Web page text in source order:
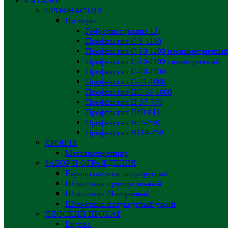
ПРОФНАСТИЛ
По марке
Гофролист (волна 15)
Профнастил С-8-1150
Профнастил С-10-1100 несимметричный
Профнастил С-10-1100 симметричный
Профнастил С-20-1100
Профнастил С-21-1000
Профнастил НС-35-1000
Профнастил H-57-750
Профнастил Н60-845
Профнастил Н75-750
Профнастил Н114-750
КРОВЛЯ
Металлочерепица
ЗАБОР И ОГРАЖДЕНИЯ
Евроштакетник полукруглый
Штакетник прямоугольный
Штакетник М-образный
Штакетник полукруглый узкий
ПЛОСКИЙ ПРОКАТ
Ендова